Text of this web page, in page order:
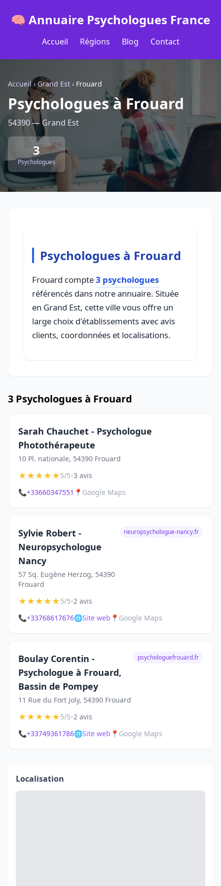
🧠 Annuaire Psychologues France
Accueil Régions Blog Contact
Accueil› Grand Est › Frouard
Psychologues à Frouard
54390 — Grand Est
3
Psychologues
Psychologues à Frouard
Frouard compte3 psychologues
référencés dans notre annuaire. Située
en Grand Est, cette ville vous offre un
large choix d'établissements avec avis
clients, coordonnées et localisations.
3 Psychologues à Frouard
Sarah Chauchet - Psychologue
Photothérapeute
10 Pl. nationale, 54390 Frouard
★★★★★5/5•3 avis
📞+33660347551 📍 Google Maps
Sylvie Robert -
Neuropsychologue
Nancy
57 Sq. Eugène Herzog, 54390
Frouard
neuropsychologue-nancy.fr
★★★★★5/5•2 avis
📞+33768617676🌐Site web 📍 Google Maps
Boulay Corentin -
Psychologue à Frouard,
Bassin de Pompey
11 Rue du Fort Joly, 54390 Frouard
psychologuefrouard.fr
★★★★★5/5•2 avis
📞+33749361786🌐Site web 📍 Google Maps
Localisation